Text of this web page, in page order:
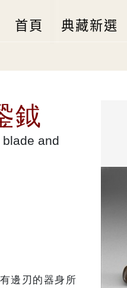
首頁 典藏新選
鉞
and
邊刃的器身所